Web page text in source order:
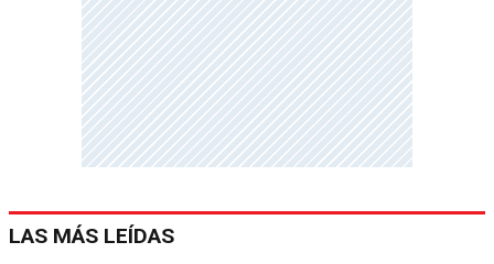
LAS MÁS LEÍDAS